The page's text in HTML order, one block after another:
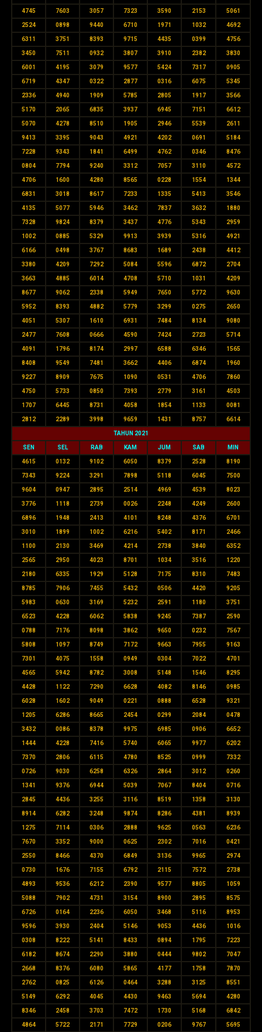
4745 7603 3057 7323 3590 2153 5061
2524 0898 9440 6710 1971 1032 4692
6311 3751 8393 9715 4435 0399 4756
3450 7511 0932 3807 3910 2382 3830
6001 4195 3079 9577 5424 7317 0905
6719 4347 0322 2877 0316 6075 5345
2336 4940 1909 5785 2805 1917 3566
5170 2065 6835 3937 6945 7151 6612
5070 4278 8510 1905 2946 5539 2611
9413 3395 9043 4921 4202 0691 5184
7228 9343 1841 6499 4762 0346 8476
0804 7794 9240 3312 7057 3110 4572
4706 1600 4280 8565 0228 1554 1344
6831 3018 8617 7233 1335 5413 3546
4135 5077 5946 3462 7837 3632 1880
7328 9824 8379 3437 4776 5343 2959
1002 0885 5329 9913 3939 5316 4921
6166 0498 3767 8683 1689 2438 4412
3380 4209 7292 5084 5596 6872 2704
3663 4885 6014 4708 5710 1031 4209
8677 9062 2338 5949 7650 5772 9630
5952 8393 4882 5779 3299 0275 2650
4051 5307 1610 6931 7484 8134 9080
2477 7608 0666 4590 7424 2723 5714
4091 1796 8174 2997 6588 6346 1565
8408 9549 7481 3662 4406 6874 1960
9227 8909 7675 1090 0531 4706 7860
4750 5733 0850 7393 2779 3161 4503
1707 6445 8731 4058 1854 1133 0081
2812 2289 3998 9659 1431 8757 6614
TAHUN 2021
SEN SEL RAB KAM JUM SAB MIN
4615 0132 9102 6050 8379 2528 8190
7343 9224 3291 7898 5118 6045 7500
9604 0947 2895 2514 4969 4539 8023
3776 1118 2739 0026 2248 4249 2600
6896 1948 2413 4101 8248 4376 6701
3010 1899 1002 6216 5402 8171 2466
1100 2130 3469 4214 2738 3840 6352
2565 2950 4023 8701 1034 3516 1220
2180 6335 1929 5128 7175 8310 7483
8785 7906 7455 5432 0506 4420 9205
5983 0630 3169 5232 2591 1180 3751
6523 4228 6062 5838 9245 7387 2590
0788 7176 8098 3862 9650 0232 7567
5808 1097 8749 7172 9663 7955 9163
7301 4075 1558 0949 0304 7022 4701
4565 5942 8782 3008 5148 1546 8295
4428 1122 7290 6628 4082 8146 0985
6028 1602 9049 0221 0888 6528 9321
1205 6286 8665 2454 0299 2084 0478
3432 0086 8378 9975 6985 0906 6652
1444 4228 7416 5740 6065 9977 6202
7370 2806 6115 4780 8525 0999 7332
0726 9030 6258 6326 2864 3012 0260
1341 9376 6944 5039 7067 8404 0716
2845 4436 3255 3116 8519 1358 3130
8914 6282 3248 9874 8286 4381 8939
1275 7114 0306 2888 9625 0563 6236
7670 3352 9000 0625 2302 7016 0421
2550 8466 4370 6849 3136 9965 2974
0730 1676 7155 6792 2115 7572 2738
4893 9536 6212 2390 9577 8805 1059
5088 7902 4731 3154 8900 2895 8575
6726 0164 2236 6050 3468 5116 8953
9596 3930 2404 5146 9053 4436 1016
0308 8222 5141 8433 0894 1795 7223
6182 8674 2290 3880 0444 9802 7047
2668 8376 6080 5865 4177 1758 7870
2762 0825 6126 0464 3288 3125 8551
5149 6292 4045 4430 9463 5694 4280
8346 2458 3703 7472 1730 5168 6842
4864 5722 2171 7729 0206 9767 5695